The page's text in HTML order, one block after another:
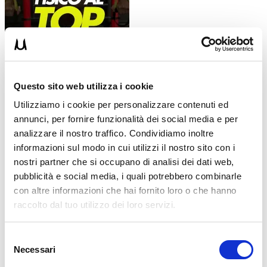
Questo sito web utilizza i cookie
Utilizziamo i cookie per personalizzare contenuti ed
annunci, per fornire funzionalità dei social media e per
analizzare il nostro traffico. Condividiamo inoltre
informazioni sul modo in cui utilizzi il nostro sito con i
nostri partner che si occupano di analisi dei dati web,
pubblicità e social media, i quali potrebbero combinarle
con altre informazioni che hai fornito loro o che hanno
raccolto dal tuo utilizzo dei loro servizi.
delNecessari
Bodybuilding in Multifrequenza sempre con 10 schede
d’allenamento e ideale se ti alleni in palestra. Questa guida ha
riscosso un enorme successo e migliaia di ragazze la stanno usando
Donna Bodybuilding in Multifrequenza